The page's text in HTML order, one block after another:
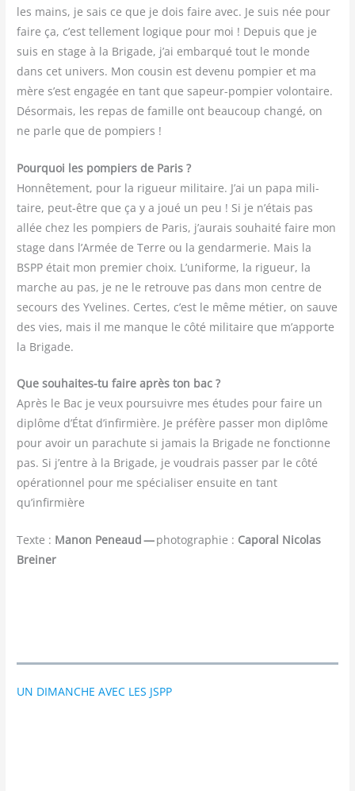
les mains, je sais ce que je dois faire avec. Je suis née pour
faire ça, c’est tel­le­ment logique pour moi ! Depuis que je
suis en stage à la Bri­gade, j’ai embar­qué tout le monde
dans cet uni­vers. Mon cou­sin est deve­nu pom­pier et ma
mère s’est enga­gée en tant que sapeur-pom­pier volon­taire.
Désor­mais, les repas de famille ont beau­coup chan­gé, on
ne parle que de pompiers !
Pour­quoi les pom­piers de Paris ?
Hon­nê­te­ment, pour la rigueur mili­taire. J’ai un papa mili­
taire, peut-être que ça y a joué un peu ! Si je n’étais pas
allée chez les pom­piers de Paris, j’aurais sou­hai­té faire mon
stage dans l’Armée de Terre ou la gen­dar­me­rie. Mais la
BSPP était mon pre­mier choix. L’uniforme, la rigueur, la
marche au pas, je ne le retrouve pas dans mon centre de
secours des Yve­lines. Certes, c’est le même métier, on sauve
des vies, mais il me manque le côté mili­taire que m’apporte
la Brigade.
Que sou­haites-tu faire après ton bac ?
Après le Bac je veux pour­suivre mes études pour faire un
diplôme d’État d’infirmière. Je pré­fère pas­ser mon diplôme
pour avoir un para­chute si jamais la Bri­gade ne fonc­tionne
pas. Si j’entre à la Bri­gade, je vou­drais pas­ser par le côté
opé­ra­tion­nel pour me spé­cia­li­ser ensuite en tant
qu’infirmière
Texte : Manon Peneaud —pho­to­gra­phie : Capo­ral Nico­las
Breiner
UN DIMANCHE AVEC LES JSPP